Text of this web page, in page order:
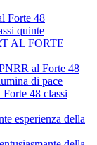
Forte 48
quinte
AL FORTE
al Forte 48
di pace
48 classi
esperienza della